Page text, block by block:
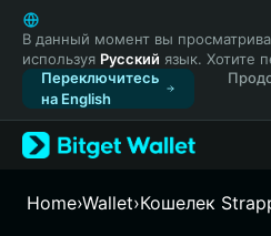
English
日本語
Tiếng Việt
Русский
Español (Latinoamérica)
Türkçe
Français
В данный момент вы
используя Русский язык. Хотите
Переключитесь
на English
Home›Wallet›Кошелек